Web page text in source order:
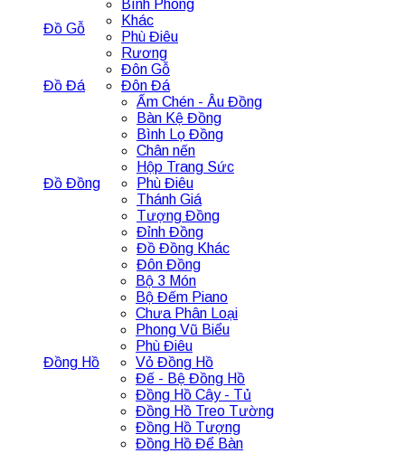
Đồ Gỗ
Bình Phong
Khác
Phù Điêu
Rương
Đôn Gỗ
Đồ Đá
Đôn Đá
Đồ Đồng
Ấm Chén - Âu Đồng
Bàn Kệ Đồng
Bình Lọ Đồng
Chân nến
Hộp Trang Sức
Phù Điêu
Thánh Giá
Tượng Đồng
Đỉnh Đồng
Đồ Đồng Khác
Đôn Đồng
Đồng Hồ
Bộ 3 Món
Bộ Đếm Piano
Chưa Phân Loại
Phong Vũ Biểu
Phù Điêu
Vỏ Đồng Hồ
Đế - Bệ Đồng Hồ
Đồng Hồ Cây - Tủ
Đồng Hồ Treo Tường
Đồng Hồ Tượng
Đồng Hồ Để Bàn